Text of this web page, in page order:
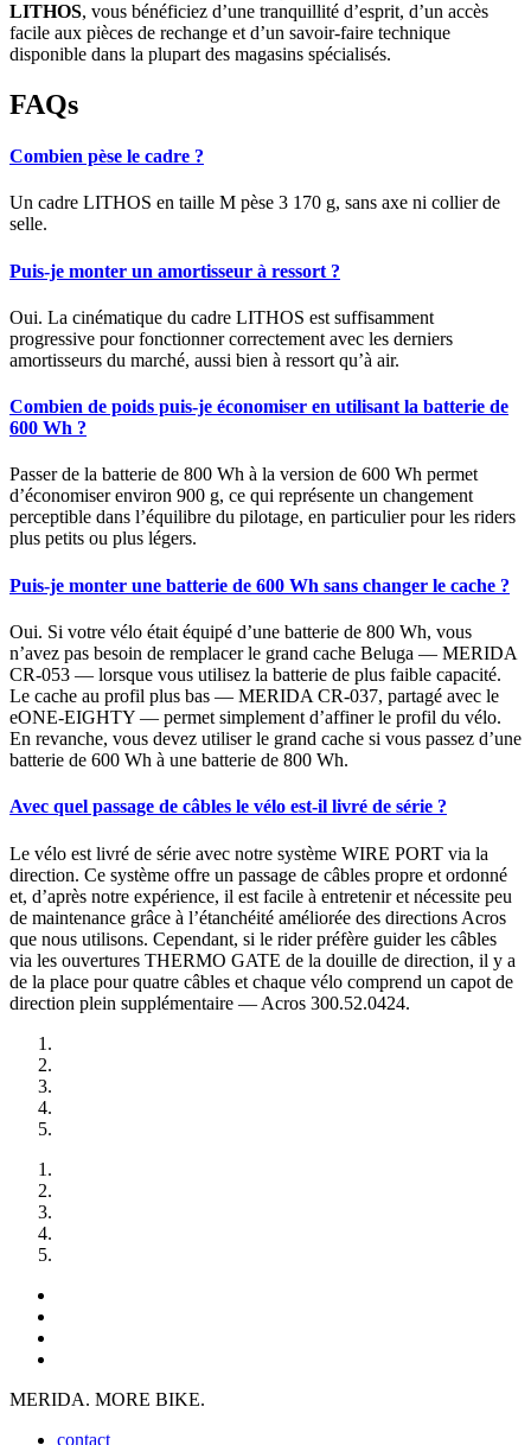
LITHOS, vous bénéficiez d’une tranquillité d’esprit, d’un accès
facile aux pièces de rechange et d’un savoir-faire technique
disponible dans la plupart des magasins spécialisés.
FAQs
Combien pèse le cadre ?
Un cadre LITHOS en taille M pèse 3 170 g, sans axe ni collier de
selle.
Puis-je monter un amortisseur à ressort ?
Oui. La cinématique du cadre LITHOS est suffisamment
progressive pour fonctionner correctement avec les derniers
amortisseurs du marché, aussi bien à ressort qu’à air.
Combien de poids puis-je économiser en utilisant la batterie de
600 Wh ?
Passer de la batterie de 800 Wh à la version de 600 Wh permet
d’économiser environ 900 g, ce qui représente un changement
perceptible dans l’équilibre du pilotage, en particulier pour les riders
plus petits ou plus légers.
Puis-je monter une batterie de 600 Wh sans changer le cache ?
Oui. Si votre vélo était équipé d’une batterie de 800 Wh, vous
n’avez pas besoin de remplacer le grand cache Beluga — MERIDA
CR-053 — lorsque vous utilisez la batterie de plus faible capacité.
Le cache au profil plus bas — MERIDA CR-037, partagé avec le
eONE-EIGHTY — permet simplement d’affiner le profil du vélo.
En revanche, vous devez utiliser le grand cache si vous passez d’une
batterie de 600 Wh à une batterie de 800 Wh.
Avec quel passage de câbles le vélo est-il livré de série ?
Le vélo est livré de série avec notre système WIRE PORT via la
direction. Ce système offre un passage de câbles propre et ordonné
et, d’après notre expérience, il est facile à entretenir et nécessite peu
de maintenance grâce à l’étanchéité améliorée des directions Acros
que nous utilisons. Cependant, si le rider préfère guider les câbles
via les ouvertures THERMO GATE de la douille de direction, il y a
de la place pour quatre câbles et chaque vélo comprend un capot de
direction plein supplémentaire — Acros 300.52.0424.
MERIDA. MORE BIKE.
contact